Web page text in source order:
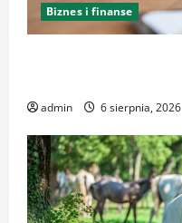
Biznes i finanse
admin 6 sierpnia, 2026